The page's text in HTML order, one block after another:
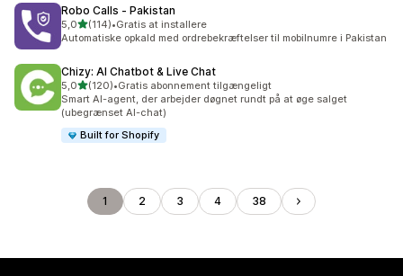
Robo Calls ‑ Pakistan
5,0ud af 5 stjerner
(114)
114 anmeldelser i alt
•Gratis at installere
Automatiske opkald med ordrebekræftelser til mobilnumre i Pakistan
Chizy: AI Chatbot & Live Chat
5,0ud af 5 stjerner
(120)
120 anmeldelser i alt
•Gratis abonnement tilgængeligt
Smart AI-agent, der arbejder døgnet rundt på at øge salget
(ubegrænset AI-chat)
Built for Shopify
1 2 3 4 38